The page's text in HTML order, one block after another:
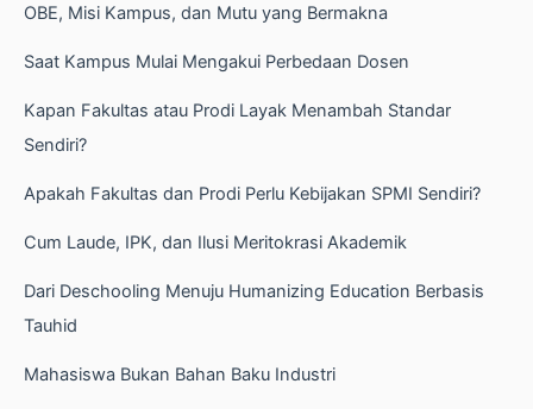
OBE, Misi Kampus, dan Mutu yang Bermakna
Saat Kampus Mulai Mengakui Perbedaan Dosen
Kapan Fakultas atau Prodi Layak Menambah Standar
Sendiri?
Apakah Fakultas dan Prodi Perlu Kebijakan SPMI Sendiri?
Cum Laude, IPK, dan Ilusi Meritokrasi Akademik
Dari Deschooling Menuju Humanizing Education Berbasis
Tauhid
Mahasiswa Bukan Bahan Baku Industri